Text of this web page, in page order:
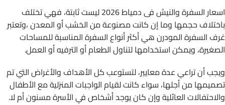
اسعار السفرة والنيش فى دمياط 2026 ليست ثابتة، فهي تختلف
باختلاف حجمها وما إن كانت مصنوعة من الخشب أو المعدن ،وتعتبر
غرف السفرة المودرن هي أكثر أنواع السفرة المناسبة للمساحات
الصغيرة، ويمكن استخدامها لتناول الطعام أو الترفيه أو العمل.
ويجب أن تراعي عدة معايير، لتستوعب كل الأهداف والأغراض التي تم
تصميمها من أجلها، سواء كانت لقيام الواجبات المنزلية مع الأطفال
والاحتفالات العائلية وإن كان يوجد أشخاص في الأسرة مسنون أم لا.